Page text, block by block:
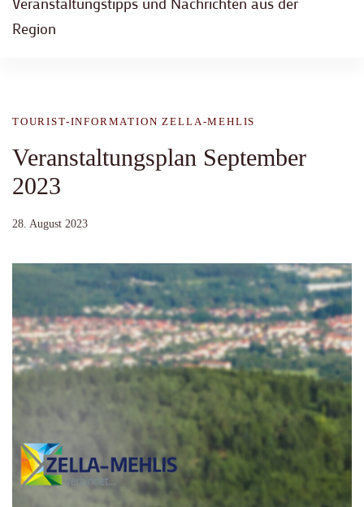
Region
TOURIST-INFORMATION ZELLA-MEHLIS
Veranstaltungsplan September
2023
28. August 2023